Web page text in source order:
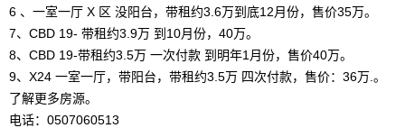
6 、一室一厅 X 区 没阳台，带租约3.6万到底12月份，售价35万。
7、CBD 19- 带租约3.9万 到10月份，40万。
8、CBD 19-带租约3.5万 一次付款 到明年1月份，售价40万。
9、X24 一室一厅，带阳台，带租约3.5万 四次付款，售价：36万.。
了解更多房源。
电话：0507060513